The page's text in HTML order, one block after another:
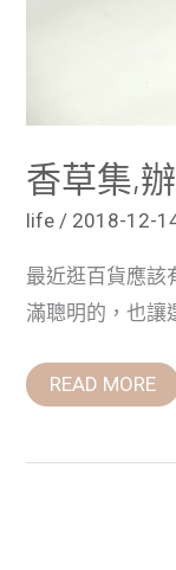
香草集,
life / 2018-12-
最近逛百貨應該
滿聰明的，也讓
READ MORE